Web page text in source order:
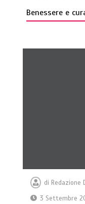
Benessere e
di Redazione
3 Settembre